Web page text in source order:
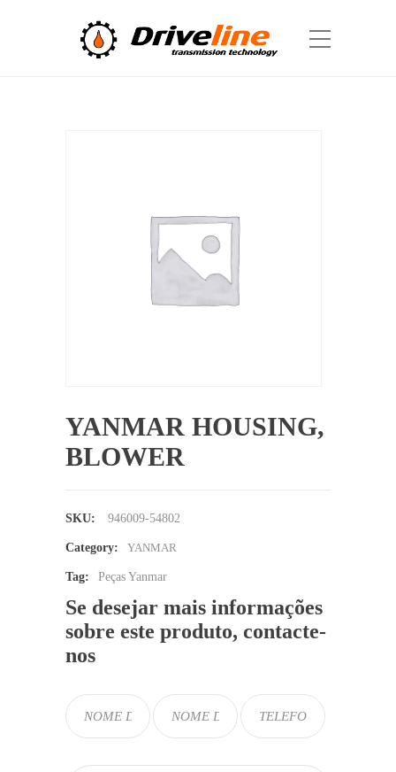
YANMAR HOUSING,
BLOWER
SKU: 946009-54802
Category: YANMAR
Tag: Peças Yanmar
Se desejar mais informações
sobre este produto, contacte-
nos